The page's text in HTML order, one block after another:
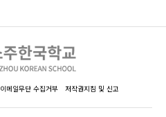
이메일무단 수집거부 저작권지침 및 신고